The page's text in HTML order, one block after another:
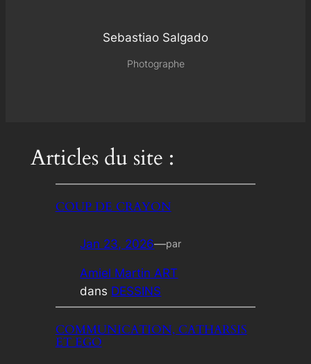
Sebastiao Salgado
Photographe
Articles du site :
COUP DE CRAYON
Jan 23, 2026—par
Amiel Martin ART
dans DESSINS
COMMUNICATION, CATHARSIS
ET EGO